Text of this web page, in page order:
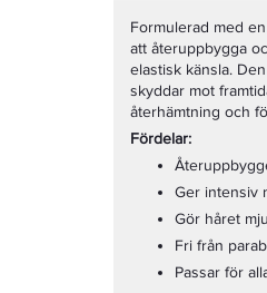
Formulerad med
att återuppbygga
elastisk känsla.
skyddar mot
återhämtning och
Fördelar:
Ger intensiv
Gör håret
Fri från
Passar för